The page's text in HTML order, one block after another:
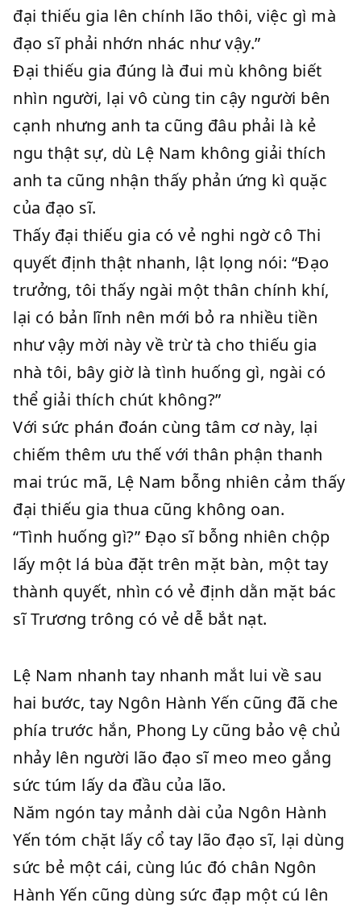
đại thiếu gia lên chính lão thôi, việc gì mà
đạo sĩ phải nhớn nhác như vậy.”
Đại thiếu gia đúng là đui mù không biết
nhìn người, lại vô cùng tin cậy người bên
cạnh nhưng anh ta cũng đâu phải là kẻ
ngu thật sự, dù Lệ Nam không giải thích
anh ta cũng nhận thấy phản ứng kì quặc
của đạo sĩ.
Thấy đại thiếu gia có vẻ nghi ngờ cô Thi
quyết định thật nhanh, lật lọng nói: “Đạo
trưởng, tôi thấy ngài một thân chính khí,
lại có bản lĩnh nên mới bỏ ra nhiều tiền
như vậy mời này về trừ tà cho thiếu gia
nhà tôi, bây giờ là tình huống gì, ngài có
thể giải thích chút không?”
Với sức phán đoán cùng tâm cơ này, lại
chiếm thêm ưu thế với thân phận thanh
mai trúc mã, Lệ Nam bỗng nhiên cảm thấy
đại thiếu gia thua cũng không oan.
“Tình huống gì?” Đạo sĩ bỗng nhiên chộp
lấy một lá bùa đặt trên mặt bàn, một tay
thành quyết, nhìn có vẻ định dằn mặt bác
sĩ Trương trông có vẻ dễ bắt nạt.
Lệ Nam nhanh tay nhanh mắt lui về sau
hai bước, tay Ngôn Hành Yến cũng đã che
phía trước hắn, Phong Ly cũng bảo vệ chủ
nhảy lên người lão đạo sĩ meo meo gắng
sức túm lấy da đầu của lão.
Năm ngón tay mảnh dài của Ngôn Hành
Yến tóm chặt lấy cổ tay lão đạo sĩ, lại dùng
sức bẻ một cái, cùng lúc đó chân Ngôn
Hành Yến cũng dùng sức đạp một cú lên